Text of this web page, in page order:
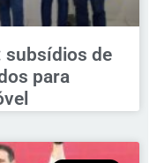
subsídios de
para